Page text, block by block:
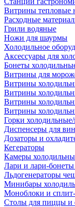
Витрины тепловые
Расходные
Грили водяные
Ножи для шаурмы
Холодильное
Аксессуары для
Бонеты
Витрины для
Витрины
Витрины
Витрины
Витрины
Горки
Диспенсеры для
Дозаторы и
Кегераторы
Камеры
Лари и лари-
Льдогенераторы
Минибары
Моноблоки и
Столы для пиццы и